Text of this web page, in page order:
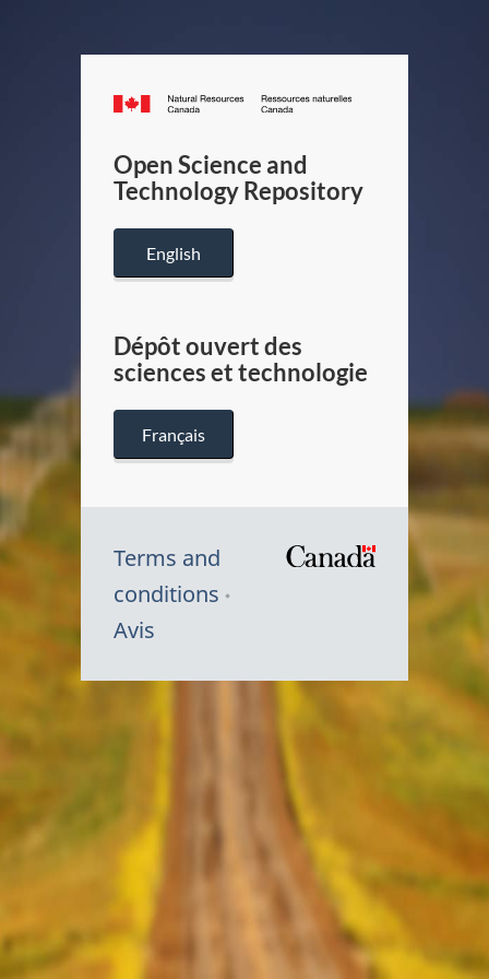
Canada.ca
/
Canada
Open Science and
Technology Repository
English
Dépôt ouvert des
sciences et technologie
Français
Terms and
conditions
Avis
Symbole
Canada